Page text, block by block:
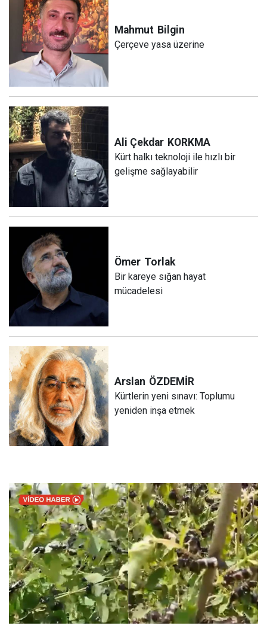
Mahmut Bilgin
Çerçeve yasa üzerine
Ali Çekdar KORKMA
Kürt halkı teknoloji ile hızlı bir
gelişme sağlayabilir
Ömer Torlak
Bir kareye sığan hayat
mücadelesi
Arslan ÖZDEMİR
Kürtlerin yeni sınavı: Toplumu
yeniden inşa etmek